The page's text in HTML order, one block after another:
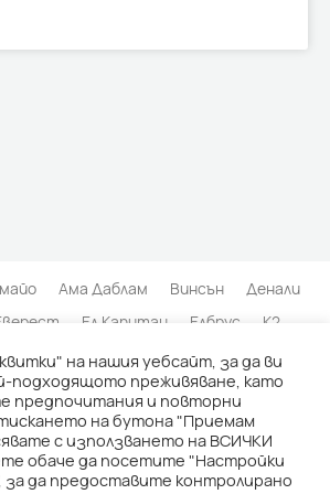
Ама Даблам Винсън
Денали
Ел Капитан Елбрус
К2
Килиманджаро
Матерхорн
Джая Серо Торе
Тхалай Сагар
Тауърс
Чимборасо
ИЗКАЧВАНИЯ | Политика на
на нашия уебсайт, за да ви
подходящото преживяване, като
предпочитания и повторни
на бутона "Приемам
с използването на ВСИЧКИ
обаче да посетите "Настройки
за да предоставите контролирано